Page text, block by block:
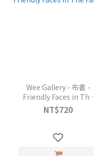
Wee Gallery - 布書 -
Friendly Faces in The
Farm
NT$720